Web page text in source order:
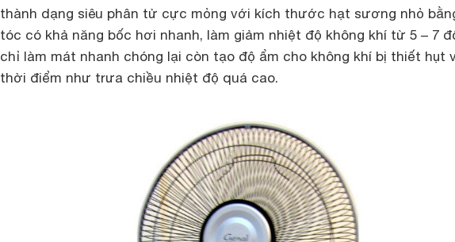
thành dạng siêu phân tử cực mỏng với kích thước hạt sương nhỏ
tóc có khả năng bốc hơi nhanh, làm giảm nhiệt độ không khí từ 5 – 7
chỉ làm mát nhanh chóng lại còn tạo độ ẩm cho không khí bị thiết hụt
thời điểm như trưa chiều nhiệt độ quá cao.